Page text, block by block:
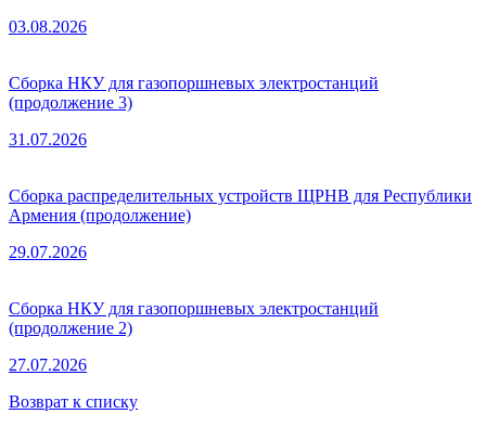
03.08.2026
Сборка НКУ для газопоршневых электростанций
(продолжение 3)
31.07.2026
Сборка распределительных устройств ЩРНВ для Республики
Армения (продолжение)
29.07.2026
Сборка НКУ для газопоршневых электростанций
(продолжение 2)
27.07.2026
Возврат к списку